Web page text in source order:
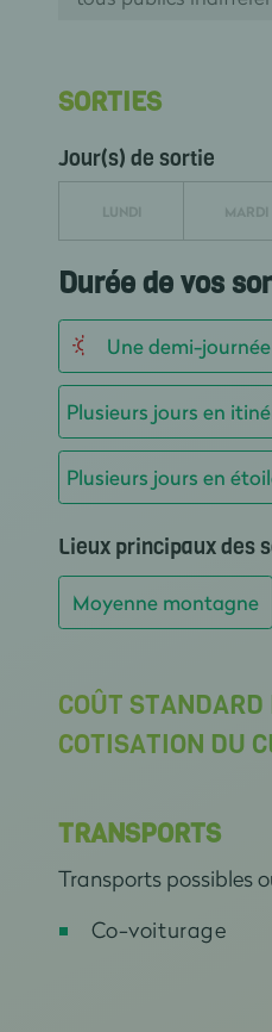
SORTIES
Jour(s) de sortie
LUNDI MARDI
Durée de vos
Une demi-journée
Plusieurs jours en
Plusieurs jours en
Lieux principaux des
Moyenne montagne
COÛT
COTISATION DU
TRANSPORTS
Transports possibles
Co-voiturage